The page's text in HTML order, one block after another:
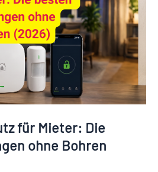
für Mieter: Die
ohne Bohren